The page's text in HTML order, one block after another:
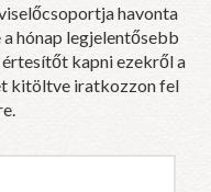
havonta
hónap legjelentősebb
kapni ezekről a
kitöltve iratkozzon fel